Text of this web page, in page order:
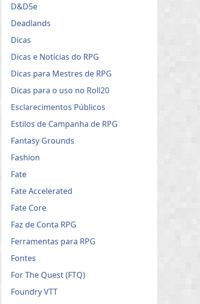
D&D5e
Deadlands
Dicas
Dicas e Notícias do RPG
Dicas para Mestres de RPG
Dicas para o uso no Roll20
Esclarecimentos Públicos
Estilos de Campanha de RPG
Fantasy Grounds
Fashion
Fate
Fate Accelerated
Fate Core
Faz de Conta RPG
Ferramentas para RPG
Fontes
For The Quest (FTQ)
Foundry VTT